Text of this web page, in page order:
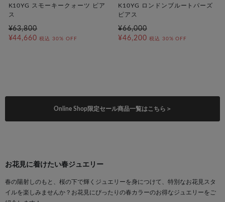
K10YG スモーキークォーツ ピア
ス
¥63,800
¥44,660 税込 30% OFF
K10YG ロンドンブルートパーズ
ピアス
¥66,000
¥46,200 税込 30% OFF
Online Shop限定セール商品一覧はこちら＞
お花見に着けたい春ジュエリー
春の陽射しのもと、桜の下で輝くジュエリーを身につけて、特別なお花見スタ
イルを楽しみませんか？お花見にぴったりの春カラーのお得なジュエリーをご